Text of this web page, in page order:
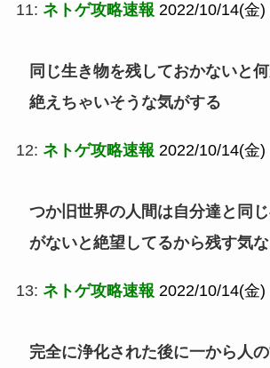
11: ネトゲ攻略速報 2022/10/14(金
同じ生き物を残しておかないと
絶えちゃいそうな気がする
12: ネトゲ攻略速報 2022/10/14(金
つか旧世界の人間は自分達と同
がないと絶望してるから残す気
13: ネトゲ攻略速報 2022/10/14(金
完全に浄化された後に一から人